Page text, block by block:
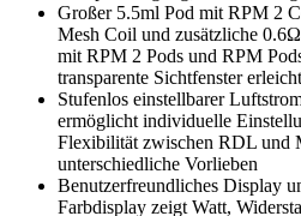
Großer 5.5ml Pod mit RPM 2
Mesh Coil und zusätzliche
mit RPM 2 Pods und RPM
transparente Sichtfenster
Stufenlos einstellbarer
ermöglicht individuelle
Flexibilität zwischen RDL und
unterschiedliche Vorlieben
Benutzerfreundliches Display
Farbdisplay zeigt Watt,